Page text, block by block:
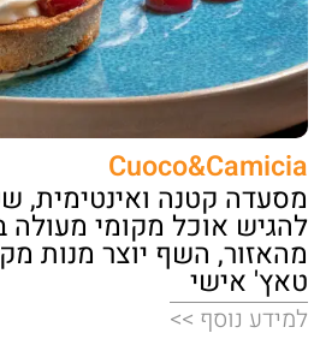
Cuoco&Camicia
מסעדה קטנה
להגיש אוכל מקומי מעולה
מהאזור, השף יוצר מנות
טאץ' אישי
למידע נוסף >>